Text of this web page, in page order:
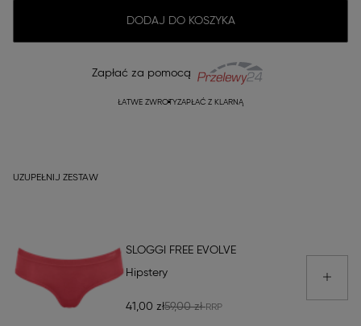
DODAJ DO KOSZYKA
Zapłać za pomocą
ŁATWE ZWROTYZAPŁAĆ Z KLARNĄ
UZUPEŁNIJ ZESTAW
SLOGGI FREE EVOLVE
Hipstery
41,00 zł59,00 zł